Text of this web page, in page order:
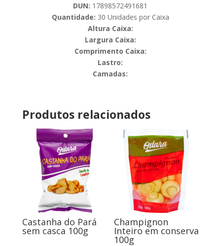
DUN: 17898572491681
Quantidade: 30 Unidades por Caixa
Altura Caixa:
Largura Caixa:
Comprimento Caixa:
Lastro:
Camadas:
Produtos relacionados
Castanha do Pará
sem casca 100g
Champignon
Inteiro em conserva
100g